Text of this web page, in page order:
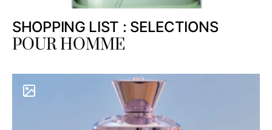
SHOPPING LIST : SELECTIONS
POUR HOMME